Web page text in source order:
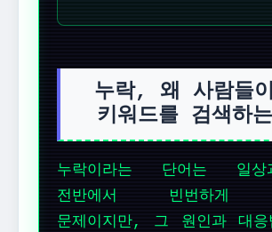
누락, 왜 사람들
키워드를 검색하
누락이라는 단어는 일
전반에서 빈번하게
문제이지만, 그 원인과 대응